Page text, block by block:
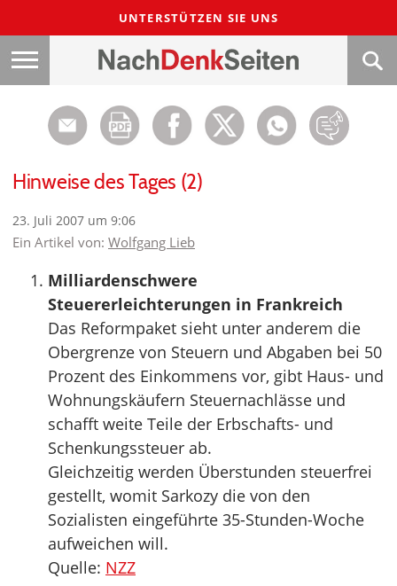
UNTERSTÜTZEN SIE UNS
Hinweise des Tages (2)
23. Juli 2007 um 9:06
Ein Artikel von: Wolfgang Lieb
Milliardenschwere
Steuererleichterungen in Frankreich
Das Reformpaket sieht unter anderem die
Obergrenze von Steuern und Abgaben bei 50
Prozent des Einkommens vor, gibt Haus- und
Wohnungskäufern Steuernachlässe und
schafft weite Teile der Erbschafts- und
Schenkungssteuer ab.
Gleichzeitig werden Überstunden steuerfrei
gestellt, womit Sarkozy die von den
Sozialisten eingeführte 35-Stunden-Woche
aufweichen will.
Quelle: NZZ